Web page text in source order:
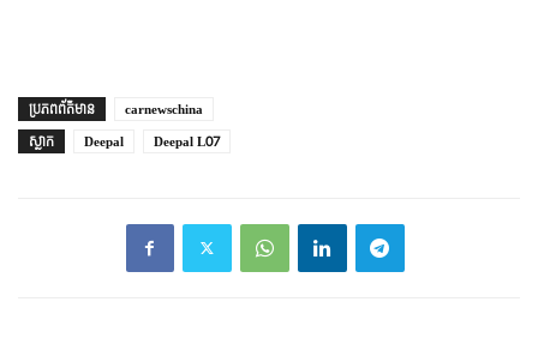
ប្រភព​ព័ត៌មាន
carnewschina
ស្លាក
Deepal Deepal L07